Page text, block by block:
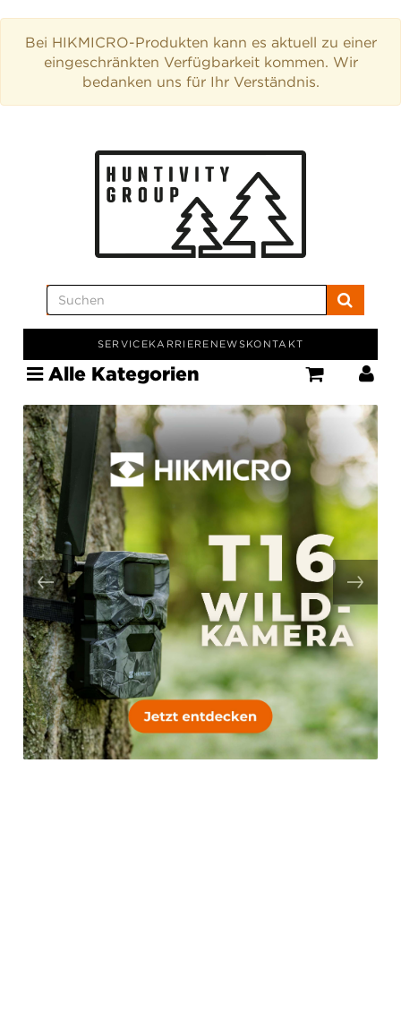
Bei HIKMICRO-Produkten kann es aktuell zu einer
eingeschränkten Verfügbarkeit kommen. Wir
bedanken uns für Ihr Verständnis.
SERVICEKARRIERE NEWSKONTAKT
Alle Kategorien